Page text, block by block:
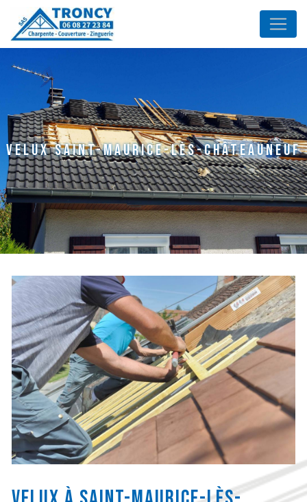
Panneau de gestion des cookies
velux Saint-Maurice-lès-Châteauneuf